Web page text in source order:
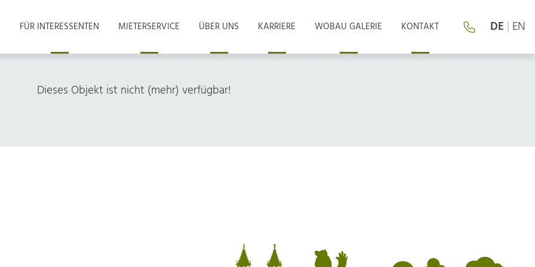
FÜR INTERESSENTEN MIETERSERVICE ÜBER UNS KARRIERE WOBAU GALERIE KONTAKT DE | EN
Dieses Objekt ist nicht (mehr) verfügbar!